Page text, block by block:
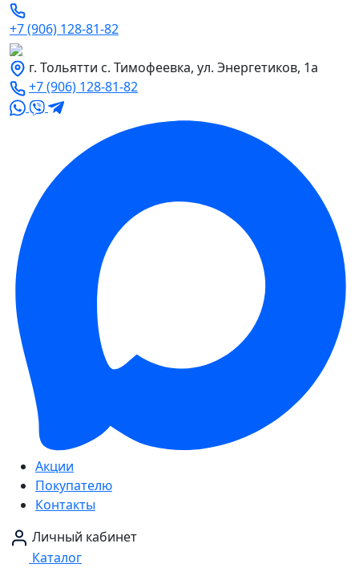
+7 (906) 128-81-82
г. Тольятти с. Тимофеевка, ул. Энергетиков, 1а
+7 (906) 128-81-82
Акции
Покупателю
Контакты
Личный кабинет
Каталог